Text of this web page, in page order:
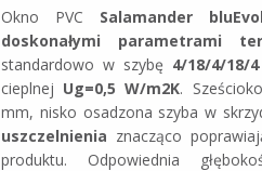
Okno PVC Salamander
doskonałymi parametrami
standardowo w szybę 4/18/4/18/4
cieplnej Ug=0,5 W/m2K.
mm, nisko osadzona szyba w
uszczelnienia znacząco
produktu. Odpowiednia